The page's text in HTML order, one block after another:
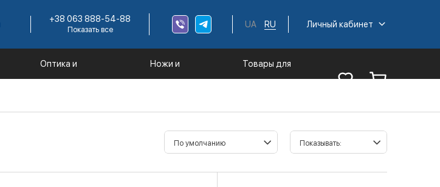
+38 063 888-54-88
Показать все
UA RU Личный кабинет
Оптика и Ножи и Товары для